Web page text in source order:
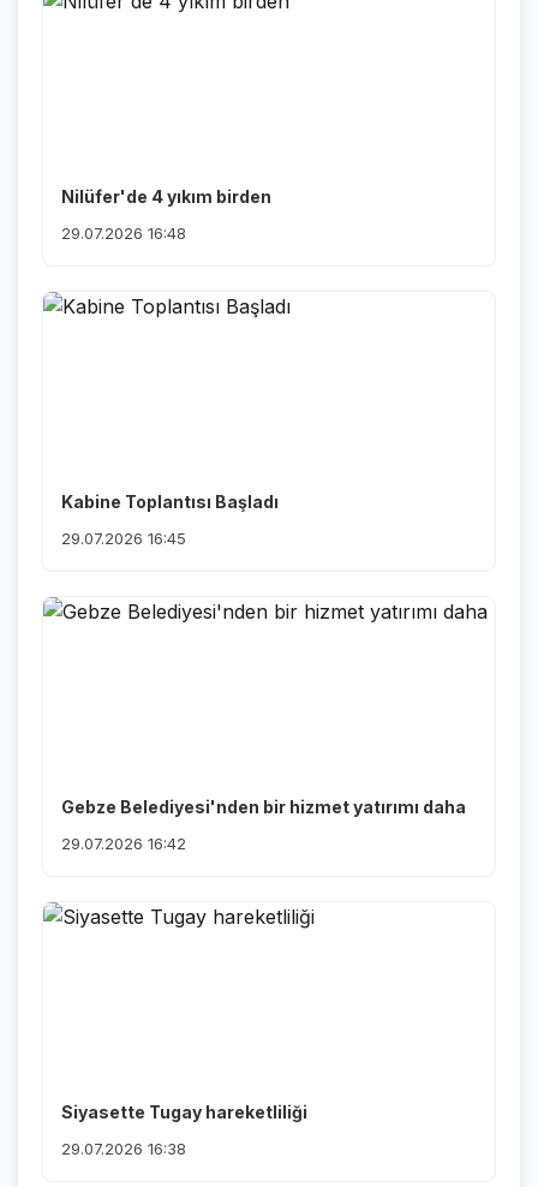
Nilüfer'de 4 yıkım birden
29.07.2026 16:48
Kabine Toplantısı Başladı
29.07.2026 16:45
Gebze Belediyesi'nden bir hizmet yatırımı daha
29.07.2026 16:42
Siyasette Tugay hareketliliği
29.07.2026 16:38